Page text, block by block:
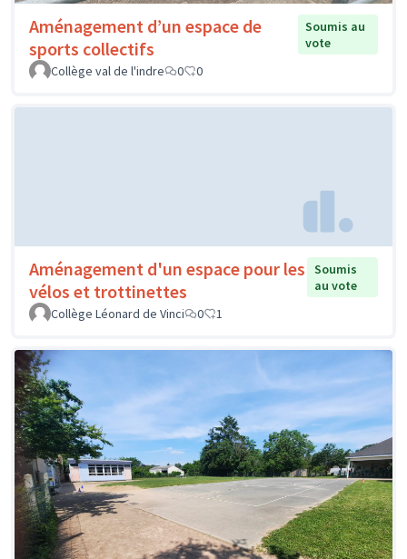
Aménagement d’un espace de
sports collectifs
Soumis au
vote
Collège val de l'indre
0 0
Aménagement d'un espace pour les
vélos et trottinettes
Soumis
au vote
Collège Léonard de Vinci
0 1